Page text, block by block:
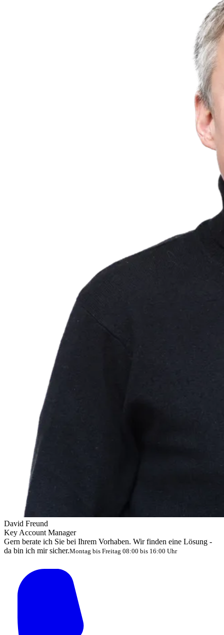
David Freund
Key Account Manager
Gern berate ich Sie bei Ihrem Vorhaben. Wir finden eine Lösung -
da bin ich mir sicher.Montag bis Freitag 08:00 bis 16:00 Uhr